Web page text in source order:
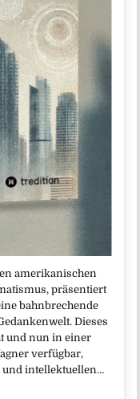
amerikanischen
präsentiert
bahnbrechende
Dieses
und nun in einer
verfügbar,
und intellektuellen…